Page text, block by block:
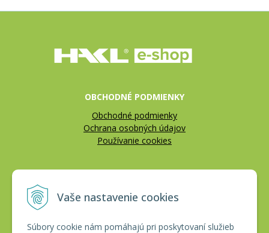
Vaše nastavenie cookies
Súbory cookie nám pomáhajú pri poskytovaní služieb
OBCHODNÉ PODMIENKY
Obchodné podmienky
Ochrana osobných údajov
Používanie cookies
Reklamačný poriadok